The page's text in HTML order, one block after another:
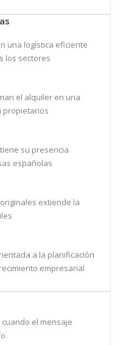
una logística eficiente
los sectores
el alquiler en una
propietarios
su presencia
españolas
extiende la
a la planificación
empresarial
el mensaje